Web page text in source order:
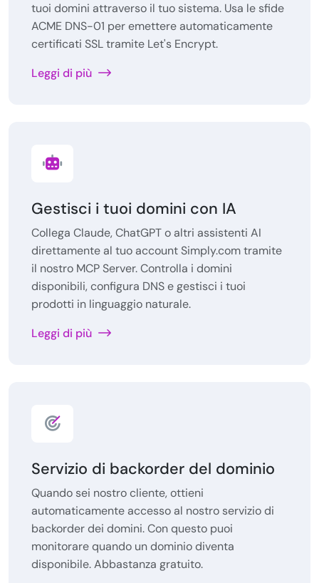
tuoi domini attraverso il tuo sistema. Usa le sfide
ACME DNS-01 per emettere automaticamente
certificati SSL tramite Let's Encrypt.
Leggi di più
Gestisci i tuoi domini con IA
Collega Claude, ChatGPT o altri assistenti AI
direttamente al tuo account Simply.com tramite
il nostro MCP Server. Controlla i domini
disponibili, configura DNS e gestisci i tuoi
prodotti in linguaggio naturale.
Leggi di più
Servizio di backorder del dominio
Quando sei nostro cliente, ottieni
automaticamente accesso al nostro servizio di
backorder dei domini. Con questo puoi
monitorare quando un dominio diventa
disponibile. Abbastanza gratuito.